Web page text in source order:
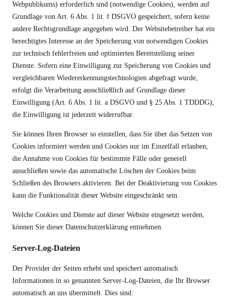
Webpublikums) erforderlich sind (notwendige Cookies), werden auf
Grundlage von Art. 6 Abs. 1 lit. f DSGVO gespeichert, sofern keine
andere Rechtsgrundlage angegeben wird. Der Websitebetreiber hat ein
berechtigtes Interesse an der Speicherung von notwendigen Cookies
zur technisch fehlerfreien und optimierten Bereitstellung seiner
Dienste. Sofern eine Einwilligung zur Speicherung von Cookies und
vergleichbaren Wiedererkennungstechnologien abgefragt wurde,
erfolgt die Verarbeitung ausschließlich auf Grundlage dieser
Einwilligung (Art. 6 Abs. 1 lit. a DSGVO und § 25 Abs. 1 TDDDG);
die Einwilligung ist jederzeit widerrufbar.
Sie können Ihren Browser so einstellen, dass Sie über das Setzen von
Cookies informiert werden und Cookies nur im Einzelfall erlauben,
die Annahme von Cookies für bestimmte Fälle oder generell
ausschließen sowie das automatische Löschen der Cookies beim
Schließen des Browsers aktivieren. Bei der Deaktivierung von Cookies
kann die Funktionalität dieser Website eingeschränkt sein.
Welche Cookies und Dienste auf dieser Website eingesetzt werden,
können Sie dieser Datenschutzerklärung entnehmen.
Server-Log-Dateien
Der Provider der Seiten erhebt und speichert automatisch
Informationen in so genannten Server-Log-Dateien, die Ihr Browser
automatisch an uns übermittelt. Dies sind: